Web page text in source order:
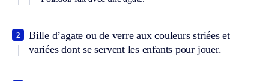
Bille d’agate ou de verre aux couleurs striées et
variées dont se servent les enfants pour jouer.
2